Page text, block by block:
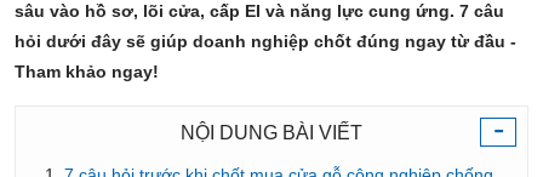
sâu vào hồ sơ, lõi cửa, cấp EI và năng lực cung ứng. 7 câu
hỏi dưới đây sẽ giúp doanh nghiệp chốt đúng ngay từ đầu -
Tham khảo ngay!
-
NỘI DUNG BÀI VIẾT